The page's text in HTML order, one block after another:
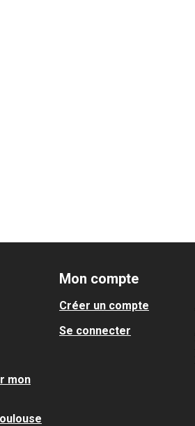
mon
Mon compte
Créer un compte
Se connecter